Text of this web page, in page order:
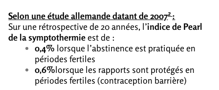
Selon une étude allemande datant de 20072 :
Sur une rétrospective de 20 années, l’indice de Pearl
de la symptothermieest de :
0,4% lorsque l’abstinence est pratiquée en
périodes fertiles
0,6%lorsque les rapports sont protégés en
périodes fertiles (contraception barrière)